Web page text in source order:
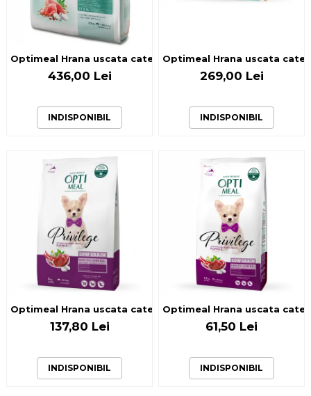
Optimeal Hrana uscata catei toate rasele - Curcan 20kg
436,00 Lei
INDISPONIBIL
Optimeal Hrana uscata
269,00 Lei
INDISPONIBIL
Optimeal Hrana uscata catei talie mica - cu Miel, 4kg
137,80 Lei
INDISPONIBIL
Optimeal Hrana uscata catei
61,50 Lei
INDISPONIBIL